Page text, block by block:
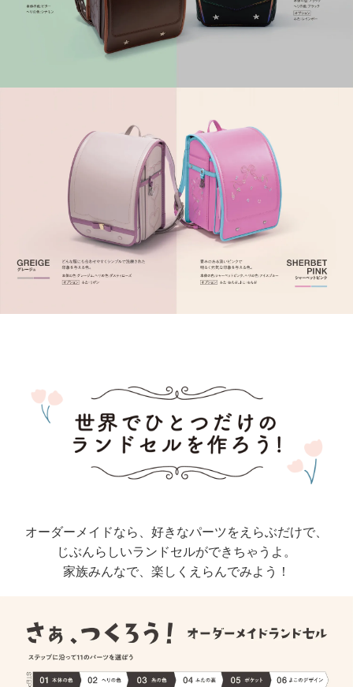
オーダーメイドなら、好きなパーツをえらぶだけで、
じぶんらしいランドセルができちゃうよ。
家族みんなで、楽しくえらんでみよう！